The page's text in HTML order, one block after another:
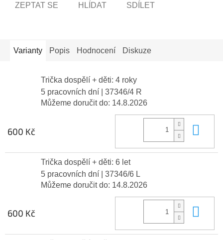
ZEPTAT SE HLÍDAT SDÍLET
Varianty Popis Hodnocení Diskuze
Trička dospělí + děti: 4 roky
5 pracovních dní
| 37346/4 R
Můžeme doručit do: 14.8.2026
600 Kč
Trička dospělí + děti: 6 let
5 pracovních dní
| 37346/6 L
Můžeme doručit do: 14.8.2026
600 Kč